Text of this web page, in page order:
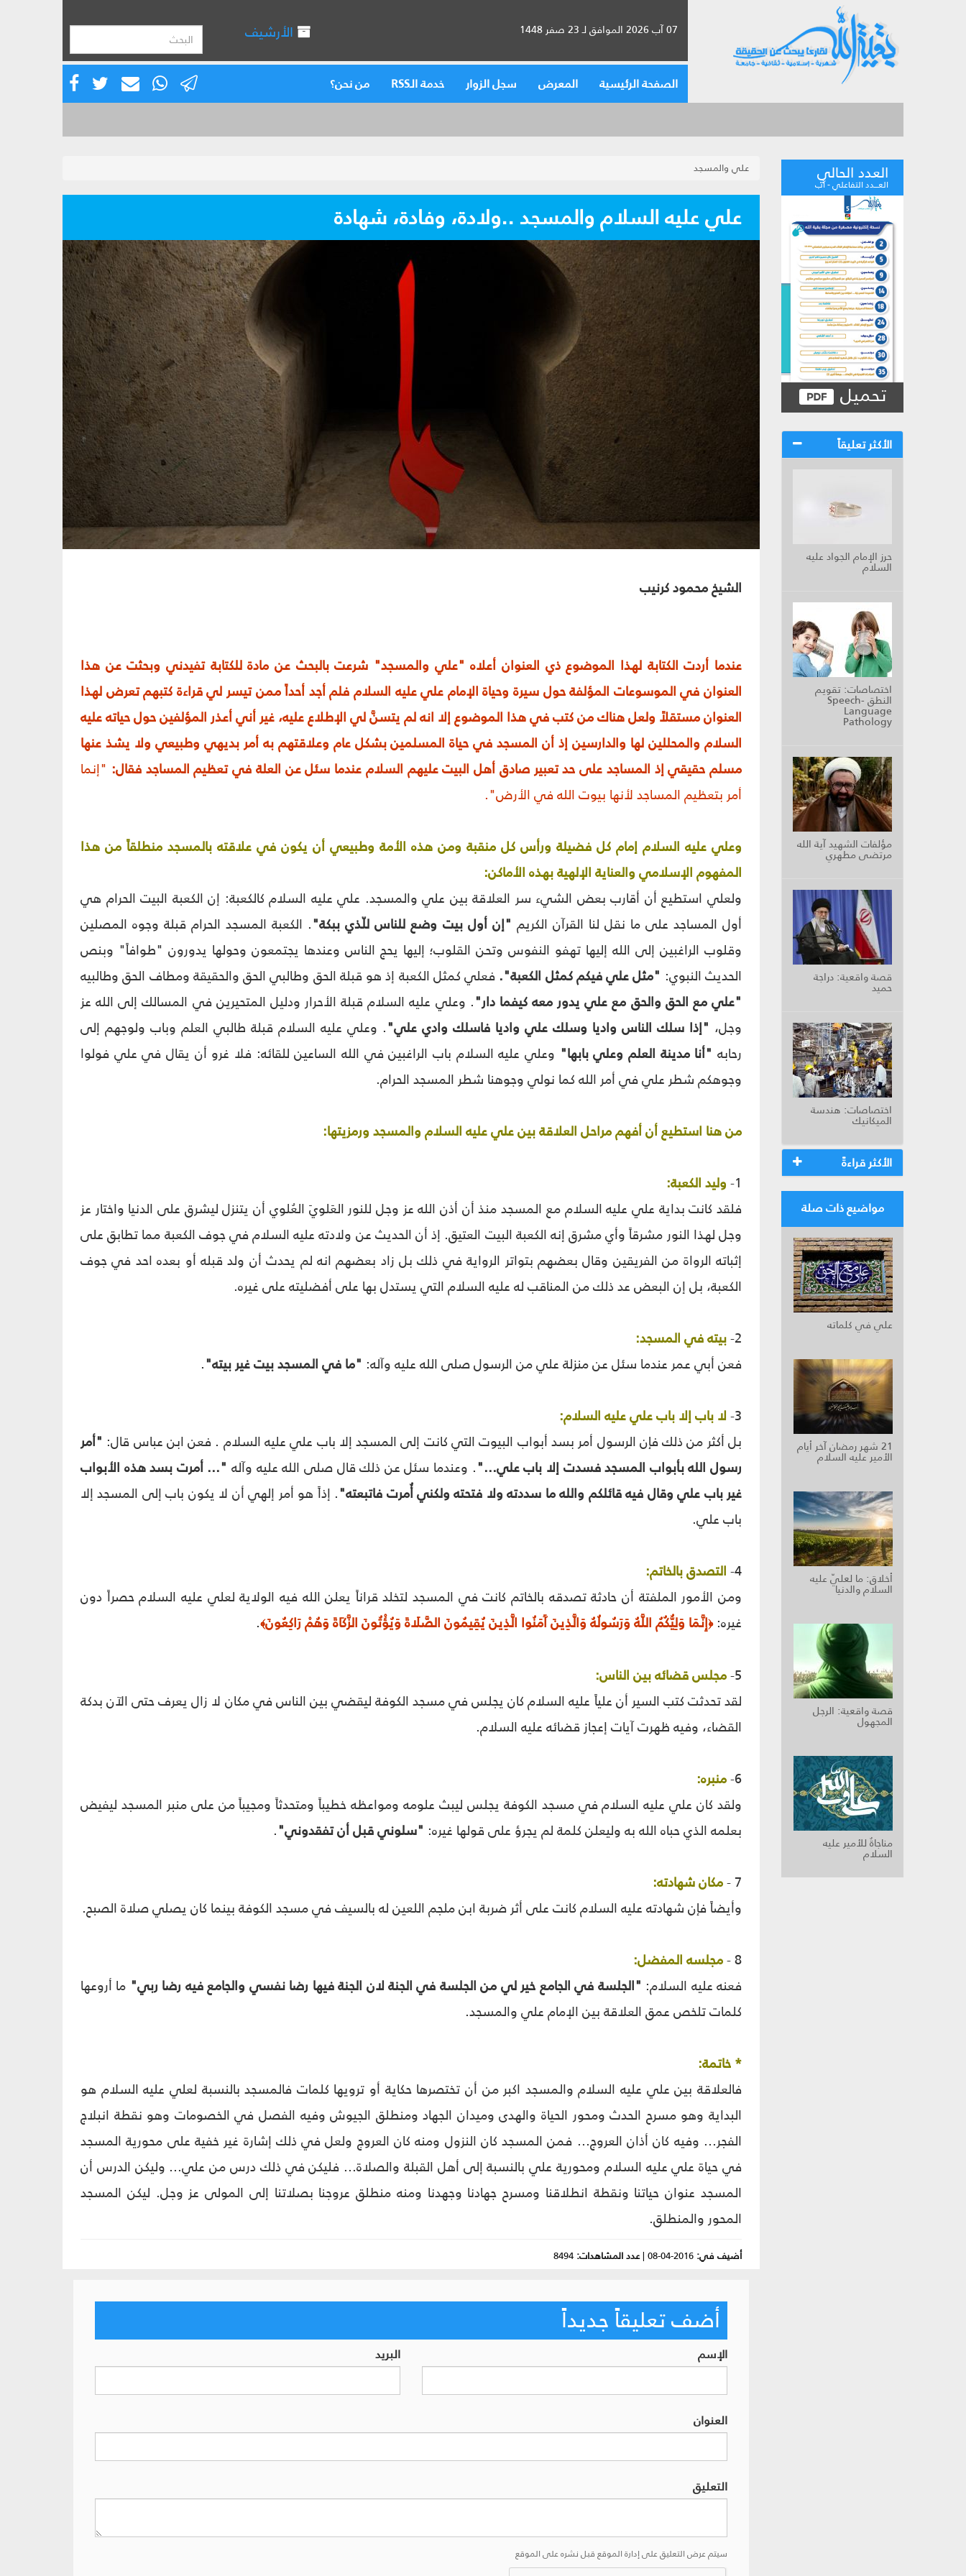
07 آب 2026 الموافق لـ 23 صفر 1448 الأرشيف
الصفحة الرئيسية المعرض سجل الزوار خدمة الـRSS من نحن؟
العدد الحالي
العـــدد التفاعلي - آب
تحميل
الأكثر تعليقاً
حرز الإمام الجواد عليه
السلام
اختصاصات: تقويم
النطق Speech-
Language
Pathology
مؤلفات الشهيد آية الله
مرتضى مطهري
قصة واقعية: دراجة
حميد
اختصاصات: هندسة
الميكانيك
الأكثر قراءةً
مواضيع ذات صلة
علي في كلماته
21 شهر رمضان آخر أيام
الأمير عليه السلام
أخلاق: ما لعليّ عليه
السلام والدنيا
قصة واقعية: الرجل
المجهول
مناجاةٌ للأمير عليه
السلام
علي والمسجد
علي عليه السلام والمسجد ..ولادة، وفادة، شهادة
الشيخ محمود كرنيب
عندما أردت الكتابة لهذا الموضوع ذي العنوان أعلاه "علي والمسجد" شرعت بالبحث عن مادة للكتابة تفيدني وبحثت عن هذا
العنوان في الموسوعات المؤلفة حول سيرة وحياة الإمام علي عليه السلام فلم أجد أحداً ممن تيسر لي قراءة كتبهم تعرض لهذا
العنوان مستقلاً ولعل هناك من كتب في هذا الموضوع إلا انه لم يتسنّ‏َ لي الإطلاع عليه، غير أني أعذر المؤلفين حول حياته عليه
السلام والمحللين لها والدارسين إذ أن المسجد في حياة المسلمين بشكل عام وعلاقتهم به أمر بديهي وطبيعي ولا يشذ عنها
مسلم حقيقي إذ المساجد على حد تعبير صادق أهل البيت عليهم السلام عندما سئل عن العلة في تعظيم المساجد فقال: "إنما
أمر بتعظيم المساجد لأنها بيوت الله في الأرض".
وعلي عليه السلام إمام كل فضيلة ورأس كل منقبة ومن هذه الأمة وطبيعي أن يكون في علاقته بالمسجد منطلقاً من هذا
المفهوم الإسلامي والعناية الإلهية بهذه الأماكن:
ولعلي استطيع أن أقارب بعض الشي‏ء سر العلاقة بين علي والمسجد. علي عليه السلام كالكعبة: إن الكعبة البيت الحرام هي
أول المساجد على ما نقل لنا القرآن الكريم "إن أول بيت وضع للناس للّذي ببكة". الكعبة المسجد الحرام قبلة وجوه المصلين
وقلوب الراغبين إلى الله إليها تهفو النفوس وتحن القلوب؛ إليها يحج الناس وعندها يجتمعون وحولها يدورون "طوافاً" وبنص
الحديث النبوي: "مثل علي فيكم كمثل الكعبة". فعلي كمثل الكعبة إذ هو قبلة الحق وطالبي الحق والحقيقة ومطاف الحق وطالبيه
"علي مع الحق والحق مع علي يدور معه كيفما دار". وعلي عليه السلام قبلة الأحرار ودليل المتحيرين في المسالك إلى الله عز
وجل، "إذا سلك الناس واديا وسلك علي واديا فاسلك وادي علي". وعلي عليه السلام قبلة طالبي العلم وباب ولوجهم إلى
رحابه "أنا مدينة العلم وعلي بابها" وعلي عليه السلام باب الراغبين في الله الساعين للقائه: فلا غرو أن يقال في علي فولوا
وجوهكم شطر علي في أمر الله كما نولي وجوهنا شطر المسجد الحرام.
من هنا استطيع أن أفهم مراحل العلاقة بين علي عليه السلام والمسجد ورمزيتها:
1- وليد الكعبة:
فلقد كانت بداية علي عليه السلام مع المسجد منذ أن أذن الله عز وجل للنور العَلويَ العُلوي أن يتنزل ليشرق على الدنيا واختار عز
وجل لهذا النور مشرقاً وأي مشرق إنه الكعبة البيت العتيق. إذ أن الحديث عن ولادته عليه السلام في جوف الكعبة مما تطابق على
إثباته الرواة من الفريقين وقال بعضهم بتواتر الرواية في ذلك بل زاد بعضهم انه لم يحدث أن ولد قبله أو بعده احد في جوف
الكعبة، بل إن البعض عد ذلك من المناقب له عليه السلام التي يستدل بها على أفضليته على غيره.
2- بيته في المسجد:
فعن أبي عمر عندما سئل عن منزلة علي من الرسول صلى الله عليه وآله: "ما في المسجد بيت غير بيته".
3- لا باب إلا باب علي عليه السلام:
بل أكثر من ذلك فإن الرسول أمر بسد أبواب البيوت التي كانت إلى المسجد إلا باب علي‏ عليه السلام . فعن ابن عباس قال: "أمر
رسول الله بأبواب المسجد فسدت إلا باب علي...". وعندما سئل عن ذلك قال صلى الله عليه وآله "... أمرت بسد هذه الأبواب
غير باب علي وقال فيه قائلكم والله ما سددته ولا فتحته ولكني أُمرت فاتبعته". إذاً هو أمر إلهي أن لا يكون باب إلى المسجد إلا
باب علي.
4- التصدق بالخاتم:
ومن الأمور الملفتة أن حادثة تصدقه بالخاتم كانت في المسجد لتخلد قراناً يعلن الله فيه الولاية لعلي‏ عليه السلام حصراً دون
غيره:﴿إِنَّمَا وَلِيُّكُمُ اللَّهُ وَرَسُولُهُ وَالَّذِينَ آَمَنُوا الَّذِينَ يُقِيمُونَ الصَّلَاةَ وَيُؤْتُونَ الزَّكَاةَ وَهُمْ رَاكِعُونَ﴾.
5- مجلس قضائه بين الناس:
لقد تحدثت كتب السير أن علياً عليه السلام كان يجلس في مسجد الكوفة ليقضي بين الناس في مكان لا زال يعرف حتى الآن بدكة
القضاء، وفيه ظهرت آيات إعجاز قضائه عليه السلام.
6- منبره:
ولقد كان علي عليه السلام في مسجد الكوفة يجلس ليبث علومه ومواعظه خطيباً ومتحدثاً ومجيباً من على منبر المسجد ليفيض
بعلمه الذي حباه الله به وليعلن كلمة لم يجرؤ على قولها غيره: "سلوني قبل أن تفقدوني".
7 - مكان شهادته:
وأيضاً فإن شهادته عليه السلام كانت على أثر ضربة ابن ملجم اللعين له بالسيف في مسجد الكوفة بينما كان يصلي صلاة الصبح.
8 - مجلسه المفضل:
فعنه عليه السلام: "الجلسة في الجامع خير لي من الجلسة في الجنة لان الجنة فيها رضا نفسي والجامع فيه رضا ربي" ما أروعها
كلمات تلخص عمق العلاقة بين الإمام علي والمسجد.
* خاتمة:
فالعلاقة بين علي عليه السلام والمسجد اكبر من أن تختصرها حكاية أو ترويها كلمات فالمسجد بالنسبة لعلي عليه السلام هو
البداية وهو مسرح الحدث ومحور الحياة والهدى وميدان الجهاد ومنطلق الجيوش وفيه الفصل في الخصومات وهو نقطة انبلاج
الفجر... وفيه كان أذان العروج... فمن المسجد كان النزول ومنه كان العروج ولعل في ذلك إشارة غير خفية على محورية المسجد
في حياة علي ‏عليه السلام ومحورية علي بالنسبة إلى أهل القبلة والصلاة... فليكن في ذلك درس من علي... وليكن الدرس أن
المسجد عنوان حياتنا ونقطة انطلاقنا ومسرح جهادنا وجهدنا ومنه منطلق عروجنا بصلاتنا إلى المولى عز وجل. ليكن المسجد
المحور والمنطلق.
أضيف في: 2016-04-08
|عدد المشاهدات: 8494
أضف تعليقاً جديداً
الإسم البريد
العنوان
التعليق
سيتم عرض التعليق على إدارة الموقع قبل نشره على الموقع